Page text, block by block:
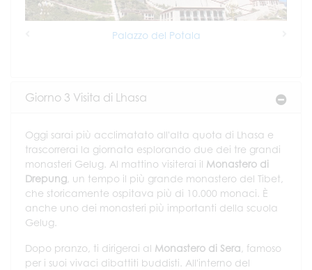
Palazzo del Potala
Giorno 3 Visita di Lhasa
Oggi sarai più acclimatato all'alta quota di Lhasa e
trascorrerai la giornata esplorando due dei tre grandi
monasteri Gelug. Al mattino visiterai il Monastero di
Drepung, un tempo il più grande monastero del Tibet,
che storicamente ospitava più di 10.000 monaci. È
anche uno dei monasteri più importanti della scuola
Gelug.
Dopo pranzo, ti dirigerai al Monastero di Sera, famoso
per i suoi vivaci dibattiti buddisti. All'interno del